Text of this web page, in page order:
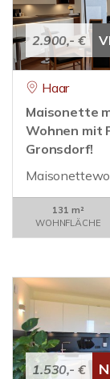
2.900,- €
Haar
Maisonette
Wohnen mit
Gronsdorf!
131 m²
WOHNFLÄCHE
1.530,- €